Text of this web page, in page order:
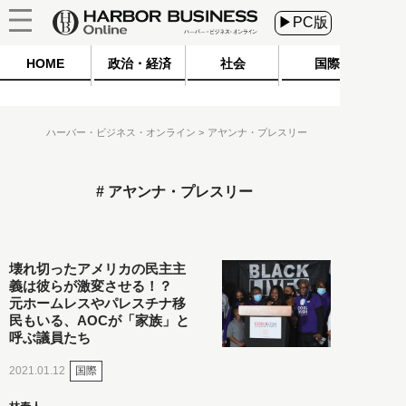
▶PC版
HOME 政治・経済 社会 国際
ハーバー・ビジネス・オンライン アヤンナ・プレスリー
アヤンナ・プレスリー
壊れ切ったアメリカの民主主
義は彼らが激変させる！？
元ホームレスやパレスチナ移
民もいる、AOCが「家族」と
呼ぶ議員たち
2021.01.12 国際